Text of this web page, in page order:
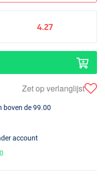
4.27
Zet op verlanglijst
boven de 99.00
account